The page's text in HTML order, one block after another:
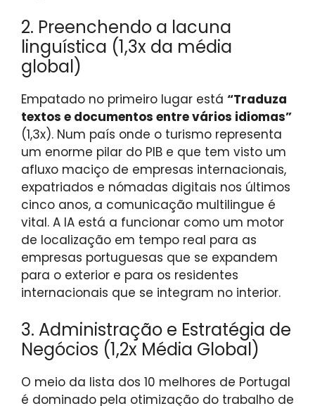
2. Preenchendo a lacuna
linguística (1,3x da média
global)
Empatado no primeiro lugar está “Traduza
textos e documentos entre vários idiomas”
(1,3x). Num país onde o turismo representa
um enorme pilar do PIB e que tem visto um
afluxo maciço de empresas internacionais,
expatriados e nómadas digitais nos últimos
cinco anos, a comunicação multilingue é
vital. A IA está a funcionar como um motor
de localização em tempo real para as
empresas portuguesas que se expandem
para o exterior e para os residentes
internacionais que se integram no interior.
3. Administração e Estratégia de
Negócios (1,2x Média Global)
O meio da lista dos 10 melhores de Portugal
é dominado pela otimização do trabalho de